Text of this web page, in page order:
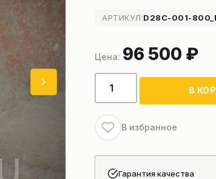
АРТИКУЛ:D28C-001-
96 500 ₽
Количество
товара
насос
автокрана
XCMG
В
В избранное
Гарантия качества